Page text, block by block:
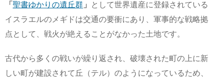
「 聖書ゆかりの遺丘群 」
として世界遺産に登録されている
イスラエルのメギドは交通の要衝にあり、軍事的な戦略拠
点として、戦火が絶えることがなかった土地です。
古代から多くの戦いが繰り返され、破壊された町の上に新
しい町が建設されて丘（テル）のようになっているため、